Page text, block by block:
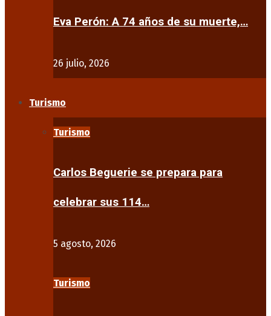
Eva Perón: A 74 años de su muerte,…
26 julio, 2026
Turismo
Turismo
Carlos Beguerie se prepara para
celebrar sus 114…
5 agosto, 2026
Turismo